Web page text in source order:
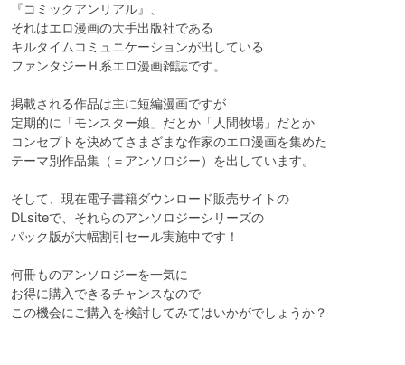
『コミックアンリアル』、
それはエロ漫画の大手出版社である
キルタイムコミュニケーションが出している
ファンタジーＨ系エロ漫画雑誌です。
掲載される作品は主に短編漫画ですが
定期的に「モンスター娘」だとか「人間牧場」だとか
コンセプトを決めてさまざまな作家のエロ漫画を集めた
テーマ別作品集（＝アンソロジー）を出しています。
そして、現在電子書籍ダウンロード販売サイトの
DLsiteで、それらのアンソロジーシリーズの
パック版が大幅割引セール実施中です！
何冊ものアンソロジーを一気に
お得に購入できるチャンスなので
この機会にご購入を検討してみてはいかがでしょうか？